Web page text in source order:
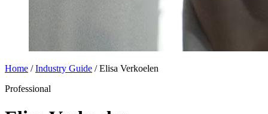
Home / Industry Guide / Elisa Verkoelen
Professional